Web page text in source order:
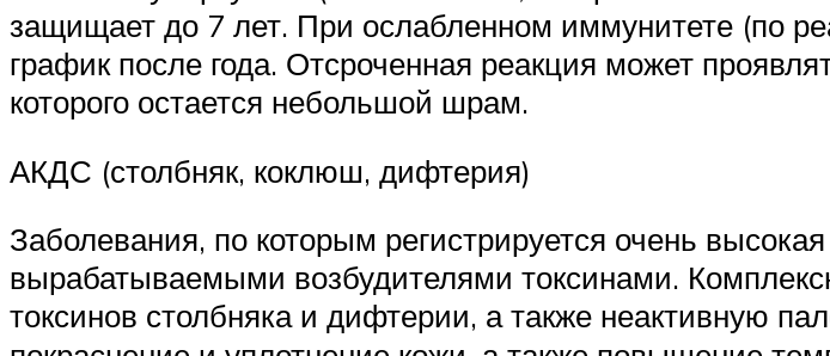
защищает до 7 лет. При ослабленном иммунитете (по
график после года. Отсроченная реакция может
которого остается небольшой шрам.
АКДС (столбняк, коклюш, дифтерия)
Заболевания, по которым регистрируется очень
вырабатываемыми возбудителями токсинами.
токсинов столбняка и дифтерии, а также неактивную